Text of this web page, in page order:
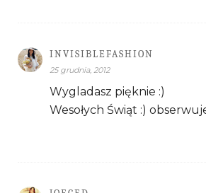
INVISIBLEFASHION
25 grudnia, 2012
Wygladasz pięknie :)
Wesołych Świąt :)